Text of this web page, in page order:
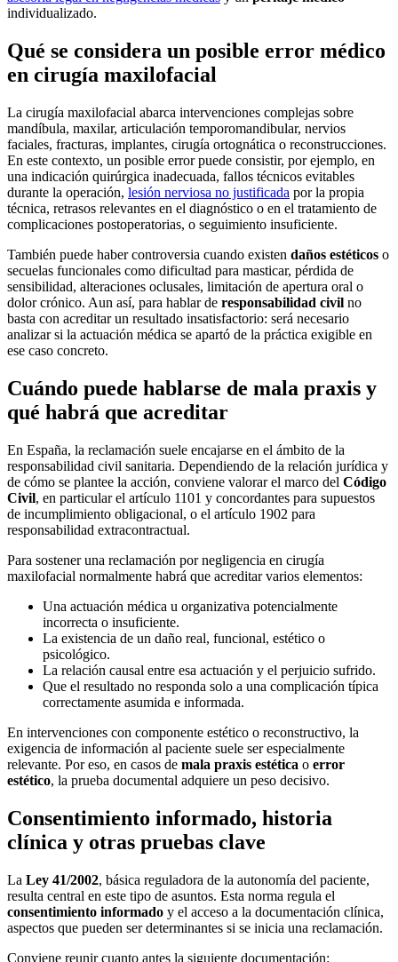
individualizado.
Qué se considera un posible error médico
en cirugía maxilofacial
La cirugía maxilofacial abarca intervenciones complejas sobre
mandíbula, maxilar, articulación temporomandibular, nervios
faciales, fracturas, implantes, cirugía ortognática o reconstrucciones.
En este contexto, un posible error puede consistir, por ejemplo, en
una indicación quirúrgica inadecuada, fallos técnicos evitables
durante la operación, lesión nerviosa no justificada por la propia
técnica, retrasos relevantes en el diagnóstico o en el tratamiento de
complicaciones postoperatorias, o seguimiento insuficiente.
También puede haber controversia cuando existen daños estéticos o
secuelas funcionales como dificultad para masticar, pérdida de
sensibilidad, alteraciones oclusales, limitación de apertura oral o
dolor crónico. Aun así, para hablar de responsabilidad civil no
basta con acreditar un resultado insatisfactorio: será necesario
analizar si la actuación médica se apartó de la práctica exigible en
ese caso concreto.
Cuándo puede hablarse de mala praxis y
qué habrá que acreditar
En España, la reclamación suele encajarse en el ámbito de la
responsabilidad civil sanitaria. Dependiendo de la relación jurídica y
de cómo se plantee la acción, conviene valorar el marco del Código
Civil, en particular el artículo 1101 y concordantes para supuestos
de incumplimiento obligacional, o el artículo 1902 para
responsabilidad extracontractual.
Para sostener una reclamación por negligencia en cirugía
maxilofacial normalmente habrá que acreditar varios elementos:
Una actuación médica u organizativa potencialmente
incorrecta o insuficiente.
La existencia de un daño real, funcional, estético o
psicológico.
La relación causal entre esa actuación y el perjuicio sufrido.
Que el resultado no responda solo a una complicación típica
correctamente asumida e informada.
En intervenciones con componente estético o reconstructivo, la
exigencia de información al paciente suele ser especialmente
relevante. Por eso, en casos de mala praxis estética o error
estético, la prueba documental adquiere un peso decisivo.
Consentimiento informado, historia
clínica y otras pruebas clave
La Ley 41/2002, básica reguladora de la autonomía del paciente,
resulta central en este tipo de asuntos. Esta norma regula el
consentimiento informado y el acceso a la documentación clínica,
aspectos que pueden ser determinantes si se inicia una reclamación.
Conviene reunir cuanto antes la siguiente documentación: